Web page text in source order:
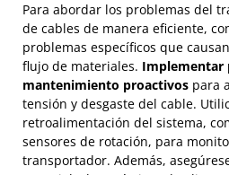
Para abordar los problemas del
de cables de manera eficiente,
problemas específicos que
flujo de materiales. Implementar
mantenimiento proactivos para
tensión y desgaste del cable.
retroalimentación del sistema,
sensores de rotación, para
transportador. Además,